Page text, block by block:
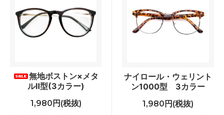
無地ボストン×メタ
ルⅡ型(3カラー)
1,980円(税抜)
ナイロール・ウェリント
ン1000型 3カラー
1,980円(税抜)